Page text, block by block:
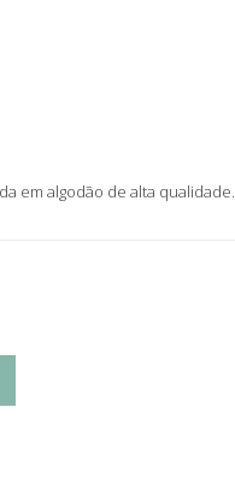
em algodão de alta qualidade.